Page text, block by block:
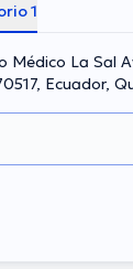
1
Médico La Sal
Ecuador,